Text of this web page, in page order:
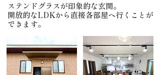
ステンドグラスが印象的な玄関。
​開放的なLDKから直接各部屋へ行くことが
できます。